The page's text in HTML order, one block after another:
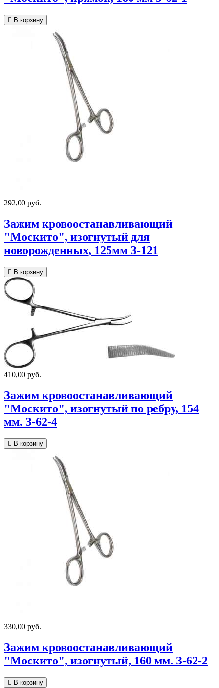
В корзину
292,00 руб.
Зажим кровоостанавливающий
"Москито", изогнутый для
новорожденных, 125мм З-121
В корзину
410,00 руб.
Зажим кровоостанавливающий
"Москито", изогнутый по ребру, 154
мм. З-62-4
В корзину
330,00 руб.
Зажим кровоостанавливающий
"Москито", изогнутый, 160 мм. З-62-2
В корзину